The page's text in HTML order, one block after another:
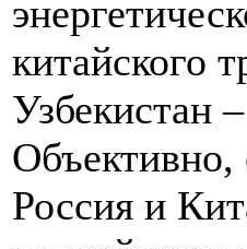
китайского
Узбекистан
Объективно,
Россия и